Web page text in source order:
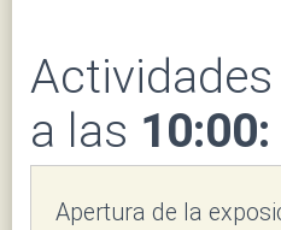
Actividades
a las 10:00:
Apertura de la